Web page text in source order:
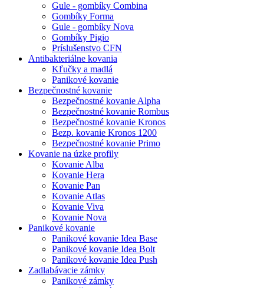
Gule - gombíky Combina
Gombíky Forma
Gule - gombíky Nova
Gombíky Pigio
Príslušenstvo CFN
Antibakteriálne kovania
Kľučky a madlá
Panikové kovanie
Bezpečnostné kovanie
Bezpečnostné kovanie Alpha
Bezpečnostné kovanie Rombus
Bezpečnostné kovanie Kronos
Bezp. kovanie Kronos 1200
Bezpečnostné kovanie Primo
Kovanie na úzke profily
Kovanie Alba
Kovanie Hera
Kovanie Pan
Kovanie Atlas
Kovanie Viva
Kovanie Nova
Panikové kovanie
Panikové kovanie Idea Base
Panikové kovanie Idea Bolt
Panikové kovanie Idea Push
Zadlabávacie zámky
Panikové zámky